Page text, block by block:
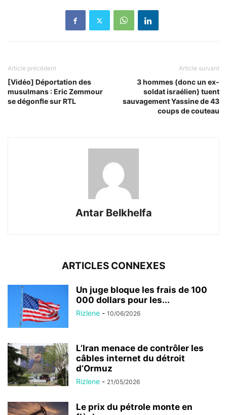
Article précédent
[Vidéo] Déportation des
musulmans : Eric Zemmour
se dégonfle sur RTL
Article suivant
3 hommes (donc un ex-
soldat israélien) tuent
sauvagement Yassine de 43
coups de couteau
Antar Belkhelfa
ARTICLES CONNEXES
Un juge bloque les frais de 100
000 dollars pour les...
Rizlene - 10/06/2026
L’Iran menace de contrôler les
câbles internet du détroit
d’Ormuz
Rizlene - 21/05/2026
Le prix du pétrole monte en